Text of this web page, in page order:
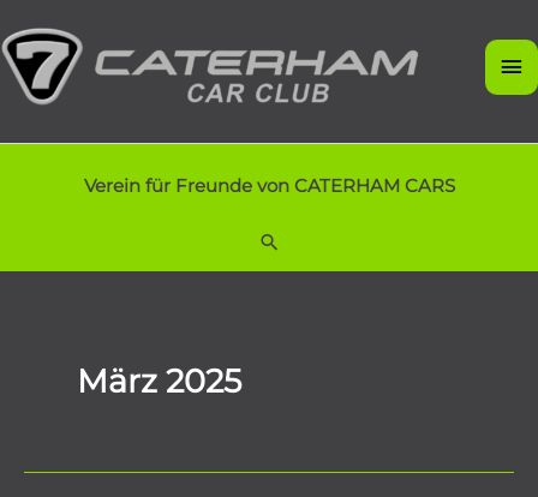
Inhalt
springen
Verein für Freunde von CATERHAM CARS
Suchen
März 2025